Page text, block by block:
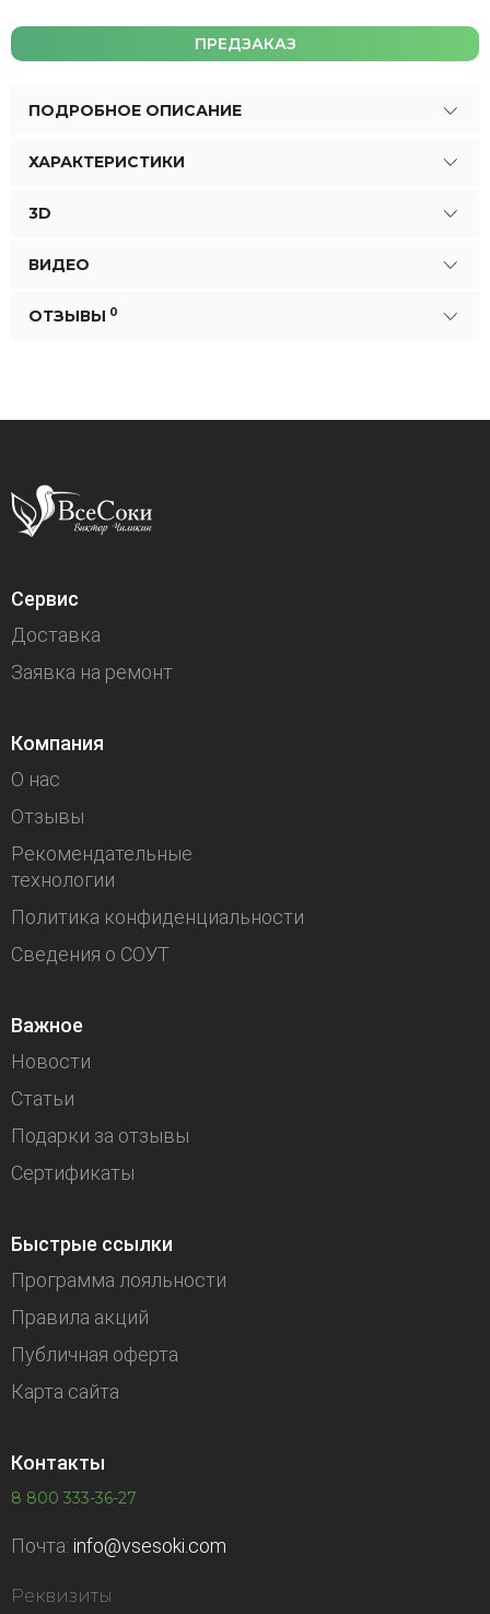
ПРЕДЗАКАЗ
ПОДРОБНОЕ ОПИСАНИЕ
ХАРАКТЕРИСТИКИ
3D
ВИДЕО
ОТЗЫВЫ 0
Сервис
Доставка
Заявка на ремонт
Компания
О нас
Отзывы
Рекомендательные
технологии
Политика конфиденциальности
Сведения о СОУТ
Важное
Новости
Статьи
Подарки за отзывы
Сертификаты
Быстрые ссылки
Программа лояльности
Правила акций
Публичная оферта
Карта сайта
Контакты
8 800 333-36-27
Почта: info@vsesoki.com
Реквизиты